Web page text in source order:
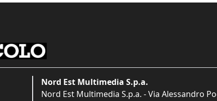
Nord Est Multimedia S.p.a.
Nord Est Multimedia S.p.a. - Via Alessandro